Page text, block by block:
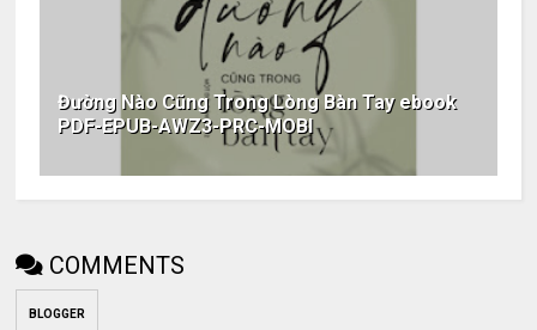
Đường Nào Cũng Trong Lòng Bàn Tay ebook
PDF-EPUB-AWZ3-PRC-MOBI
COMMENTS
BLOGGER